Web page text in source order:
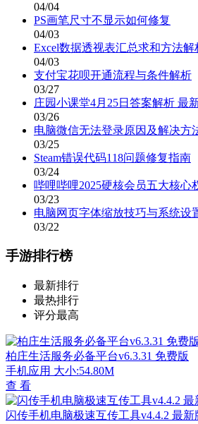
04/04
PS画笔尺寸不显示如何修复
04/03
Excel数据透视表汇总求和方法解
04/03
支付宝花呗开通流程与条件解析
03/27
庄园小课堂4月25日答案解析 最
03/26
电脑微信无法登录原因及解决方
03/25
Steam错误代码118问题修复指南
03/24
哔哩哔哩2025硬核会员五大核心
03/23
电脑网页字体缩放技巧与系统设
03/22
手游排行榜
最新排行
最热排行
评分最高
柏庄生活服务必备平台v6.3.31 免费版
手机应用 大小:54.80M
查 看
闪传手机电脑极速互传工具v4.4.2 最新